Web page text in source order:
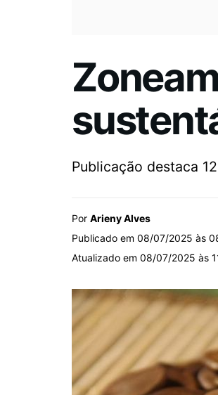
Publicação destaca
Por Arieny Alves
Publicado em 08/07/2025 às
Atualizado em 08/07/2025 às